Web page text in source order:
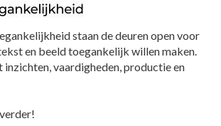
staan de deuren open voor
en beeld toegankelijk willen maken.
inzichten, vaardigheden, productie en